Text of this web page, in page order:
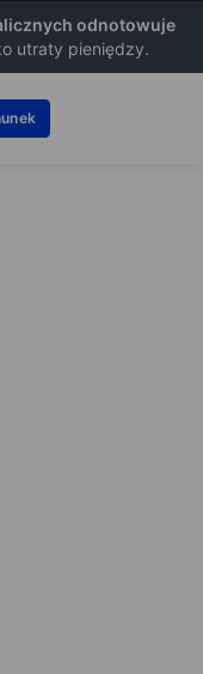
odnotowuje
utraty pieniędzy.